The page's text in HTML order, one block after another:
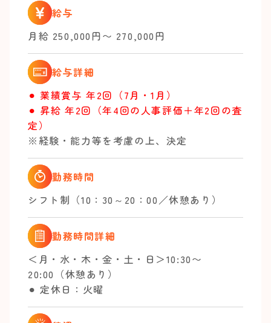
給与
月給 250,000円〜 270,000円
給与詳細
⚫︎ 業績賞与 年2回（7月・1月）
⚫︎ 昇給 年2回（年4回の人事評価＋年2回の査
定）
※経験・能力等を考慮の上、決定
勤務時間
シフト制（10：30～20：00／休憩あり）
勤務時間詳細
＜月・水・木・金・土・日＞10:30〜
20:00（休憩あり）
⚫︎ 定休日：火曜